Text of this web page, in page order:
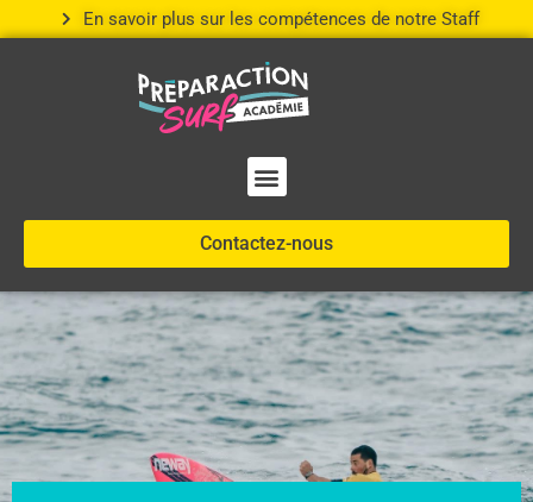
En savoir plus sur les compétences de notre Staff
Contactez-nous